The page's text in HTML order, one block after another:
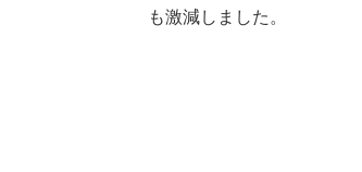
も激減しました。